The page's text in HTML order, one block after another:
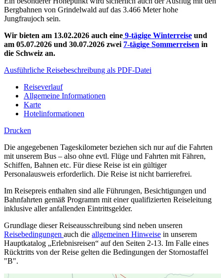
Bergbahnen von Grindelwald auf das 3.466 Meter hohe
Jungfraujoch sein.
Wir bieten am 13.02.2026 auch eine 9-tägige Winterreise und
am 05.07.2026 und 30.07.2026 zwei 7-tägige Sommerreisen in
die Schweiz an.
Ausführliche Reisebeschreibung als PDF-Datei
Reiseverlauf
Allgemeine Informationen
Karte
Hotelinformationen
Drucken
Die angegebenen Tageskilometer beziehen sich nur auf die Fahrten
mit unserem Bus – also ohne evtl. Flüge und Fahrten mit Fähren,
Schiffen, Bahnen etc. Für diese Reise ist ein gültiger
Personalausweis erforderlich. Die Reise ist nicht barrierefrei.
Im Reisepreis enthalten sind alle Führungen, Besichtigungen und
Bahnfahrten gemäß Programm mit einer qualifizierten Reiseleitung
inklusive aller anfallenden Eintrittsgelder.
Grundlage dieser Reiseausschreibung sind neben unseren
Reisebedingungen auch die allgemeinen Hinweise in unserem
Hauptkatalog „Erlebnisreisen“ auf den Seiten 2-13. Im Falle eines
Rücktritts von der Reise gelten die Bedingungen der Stornostaffel
"B".